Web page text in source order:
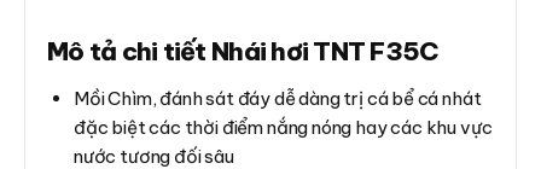
Mô tả chi tiết Nhái hơi TNT F35C
Mồi Chìm, đánh sát đáy dễ dàng trị cá bể cá nhát
đặc biệt các thời điểm nắng nóng hay các khu vực
nước tương đối sâu